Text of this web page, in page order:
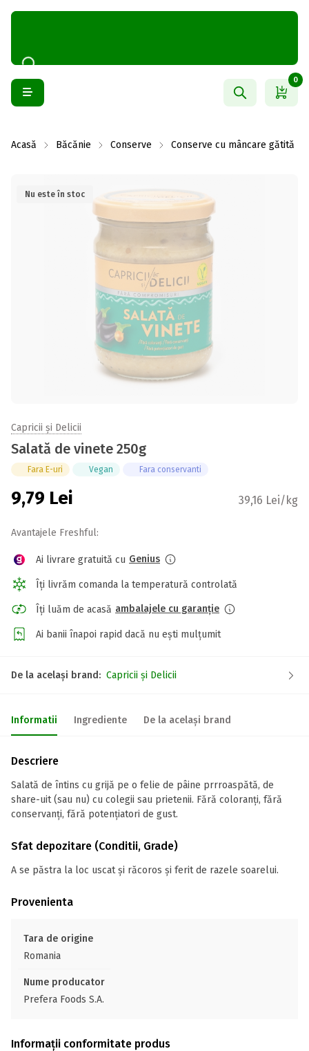
0
Acasă Băcănie Conserve Conserve cu mâncare gătită
Nu este în stoc
Capricii și Delicii
Salată de vinete 250g
Fara E-uri Vegan Fara conservanti
9,79 Lei 39,16 Lei/kg
Avantajele Freshful:
Ai livrare gratuită cu Genius
Îți livrăm comanda la temperatură controlată
Îți luăm de acasă ambalajele cu garanție
Ai banii înapoi rapid dacă nu ești mulțumit
De la același brand: Capricii și Delicii
Informatii Ingrediente De la același brand
Descriere
Salată de întins cu grijă pe o felie de pâine prrroaspătă, de
share-uit (sau nu) cu colegii sau prietenii. Fără coloranți, fără
conservanți, fără potențiatori de gust.
Sfat depozitare (Conditii, Grade)
A se păstra la loc uscat și răcoros și ferit de razele soarelui.
Provenienta
Tara de origine
Romania
Nume producator
Prefera Foods S.A.
Informații conformitate produs